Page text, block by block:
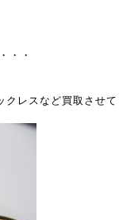
・・
クレスなど買取させて